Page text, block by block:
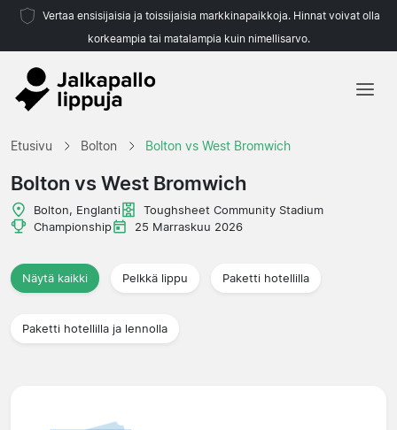
Vertaa ensisijaisia ja toissijaisia markkinapaikkoja. Hinnat voivat olla
korkeampia tai matalampia kuin nimellisarvo.
Matkatoimistoja
Etusivu Bolton Bolton vs West Bromwich
Bolton vs West Bromwich
Bolton, Englanti
Toughsheet Community Stadium
Championship
25 Marraskuu 2026
Näytä kaikki Pelkkä lippu Paketti hotellilla
Paketti hotellilla ja lennolla